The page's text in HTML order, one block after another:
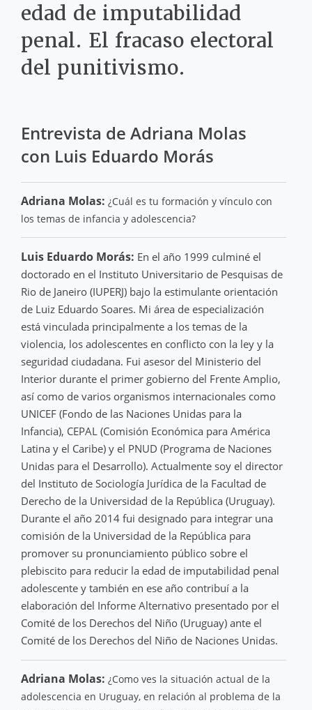
edad de imputabilidad
penal. El fracaso electoral
del punitivismo.
Entrevista de Adriana Molas
con Luis Eduardo Morás
Adriana Molas: ¿Cuál es tu formación y vínculo con
los temas de infancia y adolescencia?
Luis Eduardo Morás: En el año 1999 culminé el
doctorado en el Instituto Universitario de Pesquisas de
Rio de Janeiro (IUPERJ) bajo la estimulante orientación
de Luiz Eduardo Soares. Mi área de especialización
está vinculada principalmente a los temas de la
violencia, los adolescentes en conflicto con la ley y la
seguridad ciudadana. Fui asesor del Ministerio del
Interior durante el primer gobierno del Frente Amplio,
así como de varios organismos internacionales como
UNICEF (Fondo de las Naciones Unidas para la
Infancia), CEPAL (Comisión Económica para América
Latina y el Caribe) y el PNUD (Programa de Naciones
Unidas para el Desarrollo). Actualmente soy el director
del Instituto de Sociología Jurídica de la Facultad de
Derecho de la Universidad de la República (Uruguay).
Durante el año 2014 fui designado para integrar una
comisión de la Universidad de la República para
promover su pronunciamiento público sobre el
plebiscito para reducir la edad de imputabilidad penal
adolescente y también en ese año contribuí a la
elaboración del Informe Alternativo presentado por el
Comité de los Derechos del Niño (Uruguay) ante el
Comité de los Derechos del Niño de Naciones Unidas.
Adriana Molas: ¿Como ves la situación actual de la
adolescencia en Uruguay, en relación al problema de la